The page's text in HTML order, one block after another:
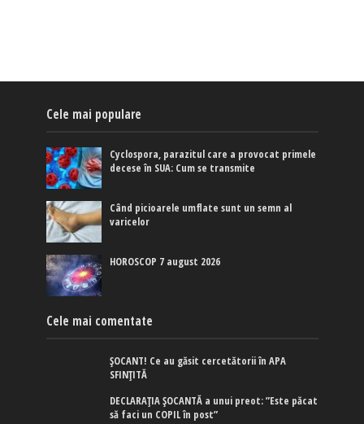
Cele mai populare
Cyclospora, parazitul care a provocat primele
decese în SUA: Cum se transmite
Când picioarele umflate sunt un semn al
varicelor
HOROSCOP 7 august 2026
Cele mai comentate
ȘOCANT! Ce au găsit cercetătorii în APA
SFINȚITĂ
DECLARAȚIA ȘOCANTĂ a unui preot: ”Este păcat
să faci un COPIL în post”